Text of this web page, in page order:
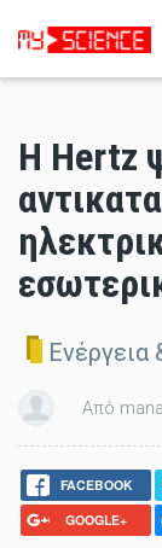
Η Hertz
Ενέργεια
Από
FACEBOOK
GOOGLE+